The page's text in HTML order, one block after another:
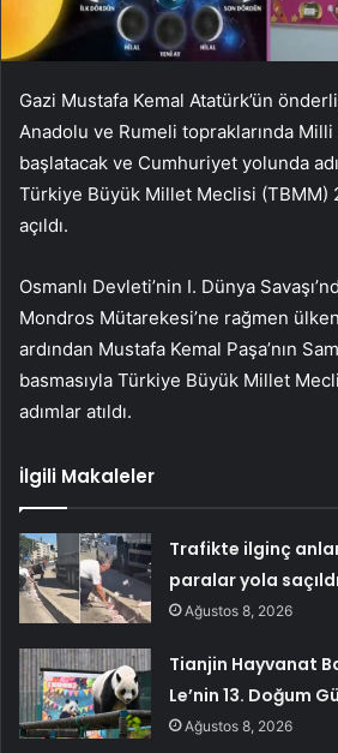
Gazi Mustafa Kemal Atatürk’ün
Anadolu ve Rumeli topraklarında Milli
başlatacak ve Cumhuriyet yolunda
Türkiye Büyük Millet Meclisi (TBMM)
açıldı.
Osmanlı Devleti’nin I. Dünya
Mondros Mütarekesi’ne rağmen
ardından Mustafa Kemal Paşa’nın
basmasıyla Türkiye Büyük Millet
adımlar atıldı.
İlgili Makaleler
Trafikte ilginç
paralar yola saçıldı
Ağustos 8, 2026
Tianjin Hayvanat
Le’nin 13. Doğum
Ağustos 8, 2026